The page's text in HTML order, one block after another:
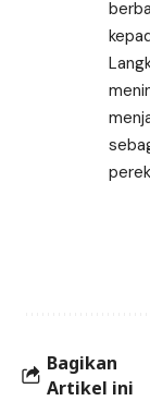
Bagikan
Artikel ini